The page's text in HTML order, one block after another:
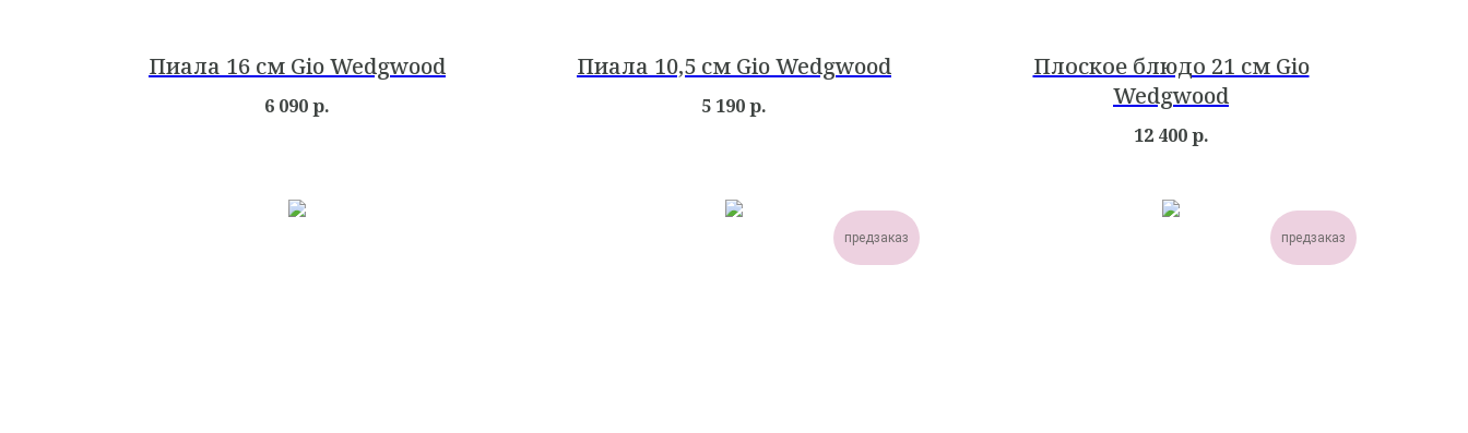
Пиала 16 см Gio Wedgwood
6 090р.
Пиала 10,5 см Gio Wedgwood
5 190р.
Плоское блюдо 21 см Gio
Wedgwood
12 400 р.
предзаказ предзаказ